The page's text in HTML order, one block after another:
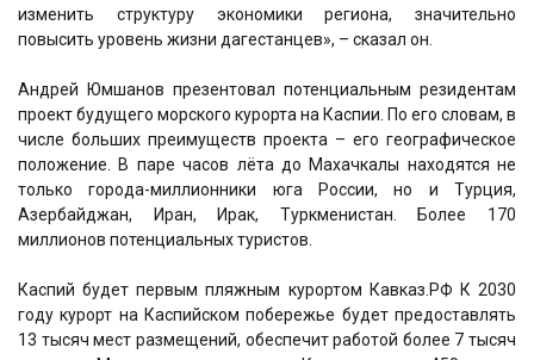
изменить структуру экономики региона, значительно
повысить уровень жизни дагестанцев», – сказал он.
Андрей Юмшанов презентовал потенциальным резидентам
проект будущего морского курорта на Каспии. По его словам, в
числе больших преимуществ проекта – его географическое
положение. В паре часов лёта до Махачкалы находятся не
только города-миллионники юга России, но и Турция,
Азербайджан, Иран, Ирак, Туркменистан. Более 170
миллионов потенциальных туристов.
Каспий будет первым пляжным курортом Кавказ.РФ К 2030
году курорт на Каспийском побережье будет предоставлять
13 тысяч мест размещений, обеспечит работой более 7 тысяч